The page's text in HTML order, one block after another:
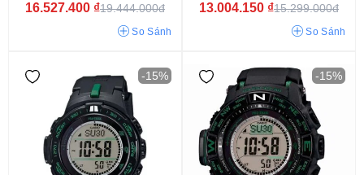
12mm 13mm 13.5mm 15mm 16mm 12.6mm
16.527.400 ₫19.444.000đ
So Sánh
13.004.150 ₫15.299.000đ
So Sánh
-15% -15%